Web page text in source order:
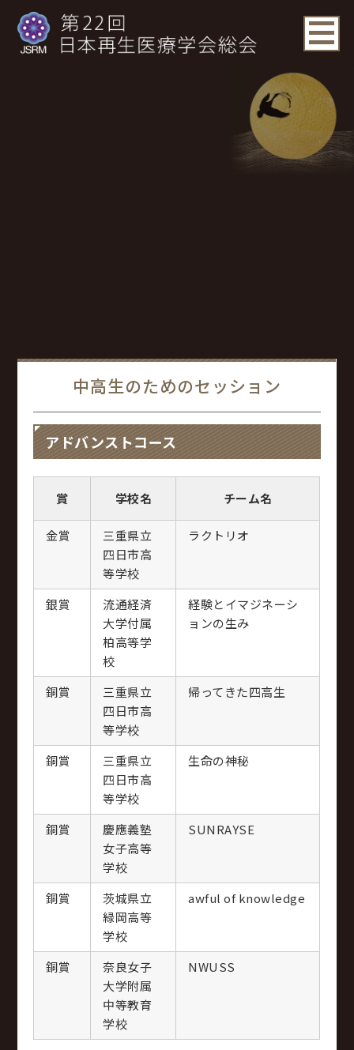
中高生のためのセッション
アドバンストコース
賞 学校名 チーム名
金賞
三重県立
四日市高
等学校
ラクトリオ
銀賞
流通経済
大学付属
柏高等学
校
経験とイマジネーシ
ョンの生み
銅賞
三重県立
四日市高
等学校
帰ってきた四高生
銅賞
三重県立
四日市高
等学校
生命の神秘
銅賞
慶應義塾
女子高等
学校
SUNRAYSE
銅賞
茨城県立
緑岡高等
学校
awful of knowledge
銅賞
奈良女子
大学附属
中等教育
学校
NWUSS